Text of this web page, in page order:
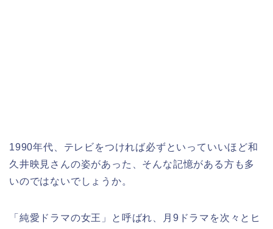
1990年代、テレビをつければ必ずといっていいほど和
久井映見さんの姿があった、そんな記憶がある方も多
いのではないでしょうか。
「純愛ドラマの女王」と呼ばれ、月9ドラマを次々とヒ